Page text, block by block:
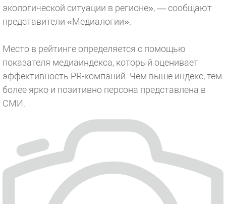
экологической ситуации в регионе», — сообщают
представители «Медиалогии».
Место в рейтинге определяется с помощью
показателя медиаиндекса, который оценивает
эффективность PR-компаний. Чем выше индекс, тем
более ярко и позитивно персона представлена в
СМИ.